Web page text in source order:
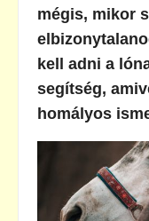
mégis, mikor
kell adni a
segítség,
homályos